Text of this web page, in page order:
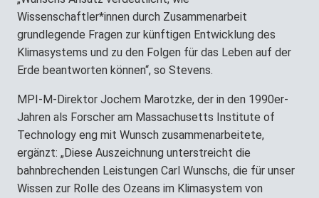
Wissenschaftler*innen durch Zusammenarbeit
grundlegende Fragen zur künftigen Entwicklung des
Klimasystems und zu den Folgen für das Leben auf der
Erde beantworten können“, so Stevens.
MPI-M-Direktor Jochem Marotzke, der in den 1990er-
Jahren als Forscher am Massachusetts Institute of
Technology eng mit Wunsch zusammenarbeitete,
ergänzt: „Diese Auszeichnung unterstreicht die
bahnbrechenden Leistungen Carl Wunschs, die für unser
Wissen zur Rolle des Ozeans im Klimasystem von